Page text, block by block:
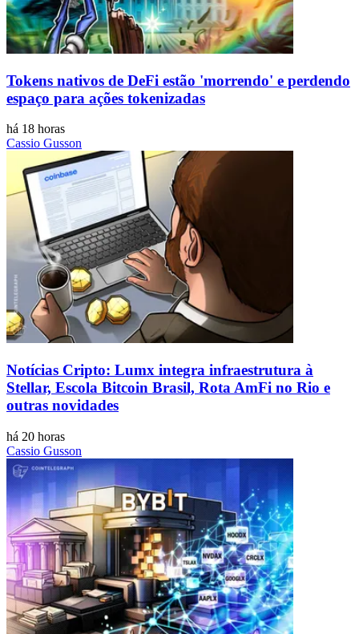
Tokens nativos de DeFi estão 'morrendo' e perdendo
espaço para ações tokenizadas
há 18 horas
Cassio Gusson
Notícias Cripto: Lumx integra infraestrutura à
Stellar, Escola Bitcoin Brasil, Rota AmFi no Rio e
outras novidades
há 20 horas
Cassio Gusson